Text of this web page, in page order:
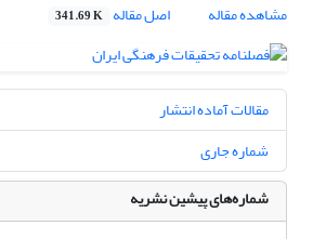
مشاهده مقاله
اصل مقاله 341.69 K
مقالات آماده انتشار
شماره جاری
شماره‌های پیشین نشریه